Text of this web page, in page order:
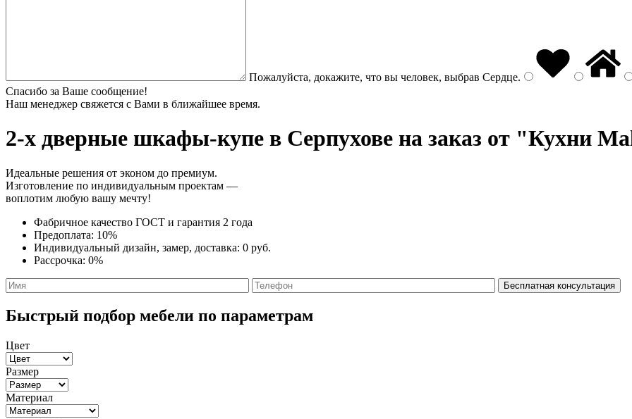
Пожалуйста, докажите, что вы человек, выбрав Сердце.
Спасибо за Ваше сообщение!
Наш менеджер свяжется с Вами в ближайшее время.
2-х дверные шкафы-купе в Серпухове на заказ от "Кухни
Идеальные решения от эконом до премиум.
Изготовление по индивидуальным проектам —
воплотим любую вашу мечту!
Фабричное качество ГОСТ и гарантия 2 года
Предоплата: 10%
Индивидуальный дизайн, замер, доставка: 0 руб.
Рассрочка: 0%
Быстрый подбор мебели по параметрам
Цвет
Размер
Материал